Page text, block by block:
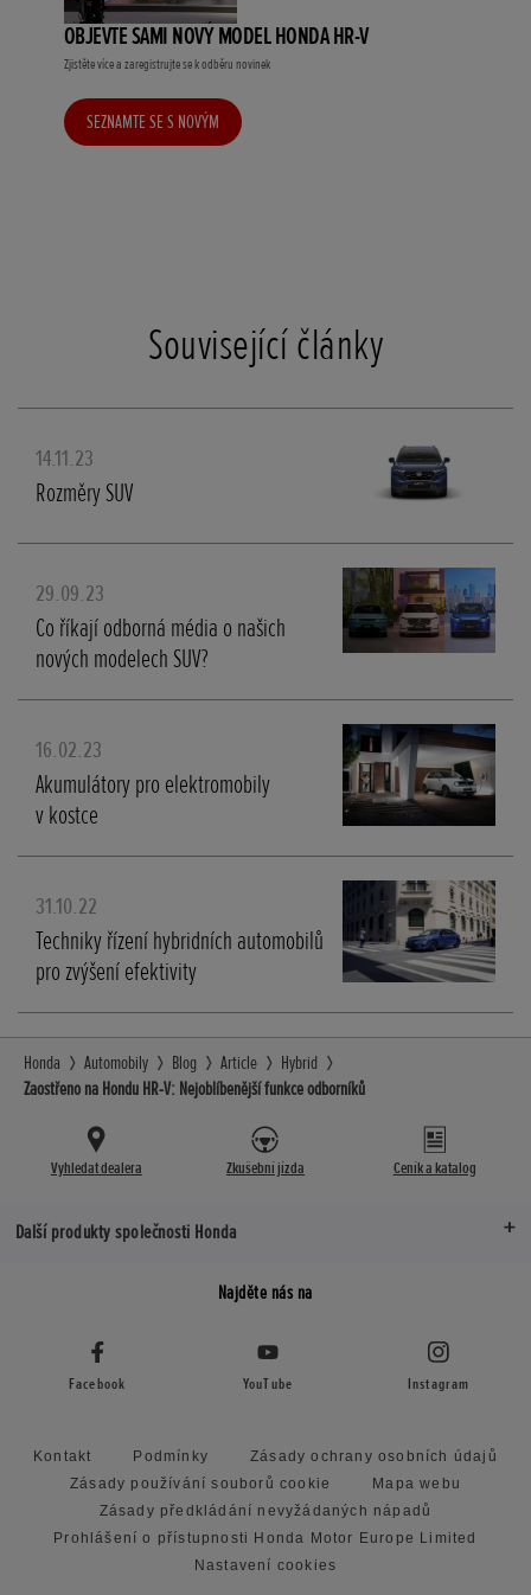
OBJEVTE SAMI NOVÝ MODEL HONDA HR-V
Zjistěte více a zaregistrujte se k odběru novinek
SEZNAMTE SE S NOVÝM
Související články
14.11.23
Rozměry SUV
29.09.23
Co říkají odborná média o našich
nových modelech SUV?
16.02.23
Akumulátory pro elektromobily
v kostce
31.10.22
Techniky řízení hybridních automobilů
pro zvýšení efektivity
Honda Automobily Blog Article
Hybrid
Zaostřeno na Hondu HR-V: Nejoblíbenější funkce odborníků
Vyhledat dealera Zkušební jízda Ceník a katalog
Další produkty společnosti Honda
Najděte nás na
Facebook YouTube Instagram
Kontakt Podmínky
Zásady ochrany osobních údajů
Zásady používání souborů cookie
Mapa webu
Zásady předkládání nevyžádaných nápadů
Prohlášení o přístupnosti Honda Motor Europe Limited
Nastavení cookies